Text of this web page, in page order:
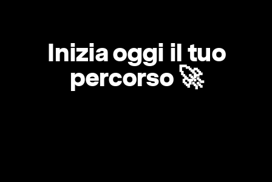
Inizia oggi il tuo
percorso 🚀